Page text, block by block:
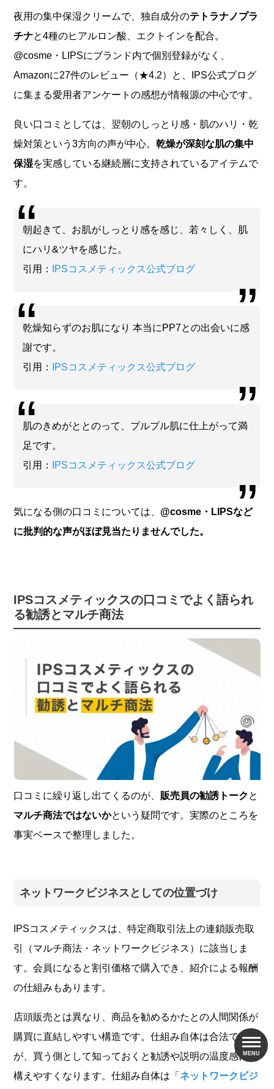
夜用の集中保湿クリームで、独自成分のテトラナノプラ
チナと4種のヒアルロン酸、エクトインを配合。
@cosme・LIPSにブランド内で個別登録がなく、
Amazonに27件のレビュー（★4.2）と、IPS公式ブログ
に集まる愛用者アンケートの感想が情報源の中心です。
良い口コミとしては、翌朝のしっとり感・肌のハリ・乾
燥対策という3方向の声が中心。乾燥が深刻な肌の集中
保湿を実感している継続層に支持されているアイテムで
す。
朝起きて、お肌がしっとり感を感じ、若々しく、肌
にハリ&ツヤを感じた。
引用：
IPSコスメティックス公式ブログ
乾燥知らずのお肌になり 本当にPP7との出会いに感
謝です。
引用：
IPSコスメティックス公式ブログ
肌のきめがととのって、プルプル肌に仕上がって満
足です。
引用：
IPSコスメティックス公式ブログ
気になる側の口コミについては、 @cosme・LIPSなど
に批判的な声がほぼ見当たりませんでした。
IPSコスメティックスの口コミでよく語られ
る勧誘とマルチ商法
口コミに繰り返し出てくるのが、 販売員の勧誘トーク と
マルチ商法ではないかという疑問です。実際のところを
事実ベースで整理しました。
ネットワークビジネスとしての位置づけ
IPSコスメティックスは、特定商取引法上の連鎖販売取
引（マルチ商法・ネットワークビジネス）に該当しま
す。会員になると割引価格で購入でき、紹介による報酬
の仕組みもあります。
店頭販売とは異なり、商品を勧めるかたとの人間関係が
購買に直結しやすい構造です。仕組み自体は合法です
が、買う側として知っておくと勧誘や説明の温度感に身
構えやすくなります。仕組み自体は「ネットワークビジ